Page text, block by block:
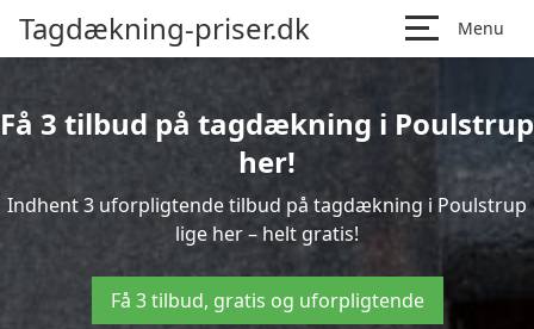
Tagdækning-priser.dk Menu
Få 3 tilbud på tagdækning i Poulstrup
her!
Indhent 3 uforpligtende tilbud på tagdækning i Poulstrup
lige her – helt gratis!
Få 3 tilbud, gratis og uforpligtende